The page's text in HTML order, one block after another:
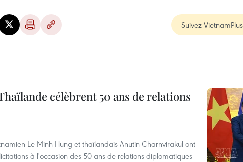
Suivez VietnamPlus
célèbrent 50 ans de relations
Le Minh Hung et thaïlandais Anutin Charnvirakul ont
à l'occasion des 50 ans de relations diplomatiques